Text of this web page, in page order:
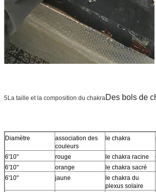
5La taille et la composition du chakraDes bols de
Diamètre
association des
couleurs
le chakra
6'10" rouge le chakra racine
6'10"
orange le chakra sacré
6'10"
jaune
le chakra du
plexus solaire